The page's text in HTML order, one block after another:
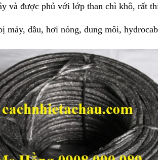
và được phủ với lớp than chì khô, rất
máy, dầu, hơi nóng, dung môi,